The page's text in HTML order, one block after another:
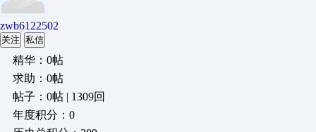
zwb6122502
关注 私信
精华：0帖
求助：0帖
帖子：0帖 | 1309回
年度积分：0